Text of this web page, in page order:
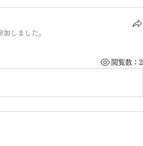
しました。
閲覧数：2